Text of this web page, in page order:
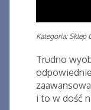
Kategoria: Sklep
Trudno
i to w dość